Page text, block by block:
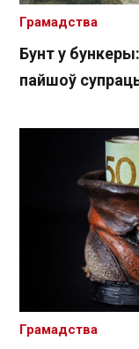
Бунт у
пайшоў
Грамадства
Грамадства